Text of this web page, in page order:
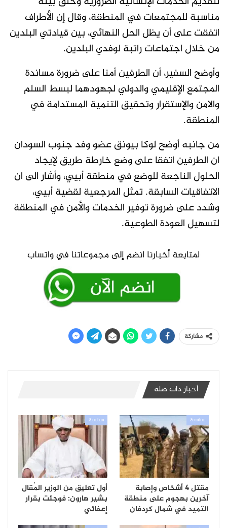
مناسبة للمجتمعات في المنطقة، وقال إن الأطراف
اتفقت على أن يظل الحل النهائي، بين قيادتي البلدين
من خلال اجتماعات راتبة لوفدي البلدين.
وأوضح السفير، أن الطرفين أمنا على ضرورة مساندة
المجتمع الإقليمي والدولي لجهودهما لبسط السلم
والامن والإستقرار وتحقيق التنمية المستدامة في
المنطقة.
من جانبه أوضح لوكا بيونق عضو وفد جنوب السودان
ان الطرفين اتفقا على وضع خارطة طريق لإيجاد
الحلول الناجعة للوضع في منطقة أبيي، وأشار الى ان
الاتفاقيات السابقة. تمثل المرجعية لقضية أبيي،
وشدد على ضرورة توفير الخدمات والأمن في المنطقة
لتسهيل العودة الطوعية.
مشاركة
أخبار ذات صلة
سياسية
مقتل 4 أشخاص وإصابة
آخرين بهجوم على منطقة
التميد في شمال كردفان
سياسية
أول تعليق من الوزير المُقال
بشير هارون: فوجئت بقرار
إعفائي